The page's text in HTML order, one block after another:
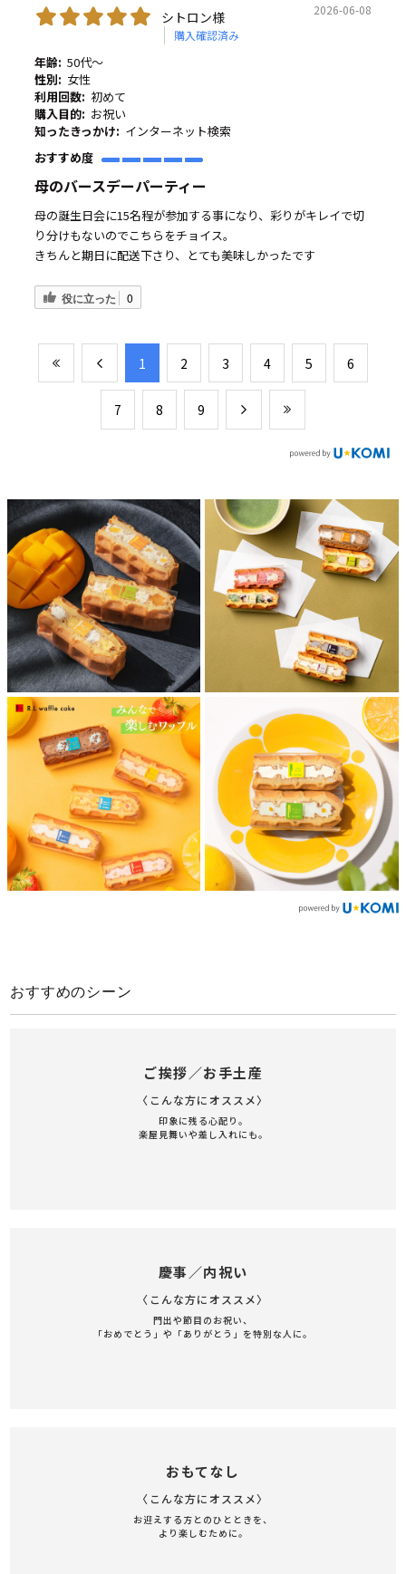
シトロン様
購入確認済み
2026-06-08
年齢: 50代～
性別: 女性
利用回数: 初めて
購入目的: お祝い
知ったきっかけ: インターネット検索
おすすめ度
母のバースデーパーティー
母の誕生日会に15名程が参加する事になり、彩りがキレイで切
り分けもないのでこちらをチョイス。
きちんと期日に配送下さり、とても美味しかったです
役に立った 0
​1 ​2 ​3 ​4 ​5 ​6
​7 ​8 ​9
おすすめのシーン
ご挨拶／お手土産
〈こんな方にオススメ〉
印象に残る心配り。
楽屋見舞いや差し入れにも。
慶事／内祝い
〈こんな方にオススメ〉
門出や節目のお祝い、
「おめでとう」や「ありがとう」を特別な人に。
おもてなし
〈こんな方にオススメ〉
お迎えする方とのひとときを、
より楽しむために。